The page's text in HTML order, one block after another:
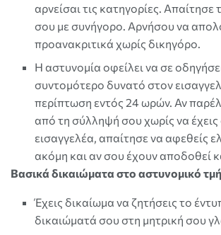
αρνείσαι τις κατηγορίες. Απαίτησε
σου με συνήγορο. Αρνήσου να
προανακριτικά χωρίς δικηγόρο.
Η αστυνομία οφείλει να σε
συντομότερο δυνατό στον
περίπτωση εντός 24 ωρών. Αν
από τη σύλληψή σου χωρίς να
εισαγγελέα, απαίτησε να αφεθείς
ακόμη και αν σου έχουν αποδοθεί
Βασικά δικαιώματα στο αστυνομικό
Έχεις δικαίωμα να ζητήσεις το
δικαιώματά σου στη μητρική σου